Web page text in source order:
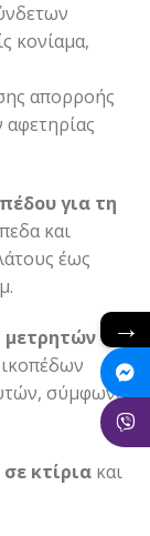
κονίαμα,
απορροής
για τη
και
έως
μετρητών
σύμφωνα
κτίρια και
→